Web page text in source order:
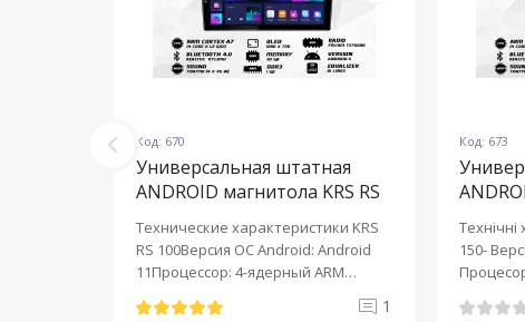
Код: 670
Универсальная штатная
ANDROID магнитола KRS RS
Технические характеристики KRS
RS 100Версия ОС Android: Android
11Процессор: 4-ядерный ARM
1
Код: 673
150-